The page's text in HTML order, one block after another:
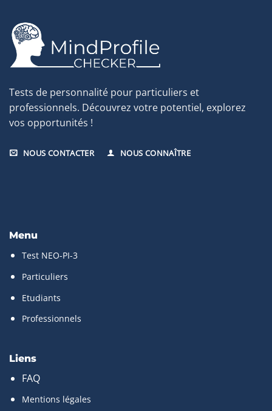
Tests de personnalité pour particuliers et
professionnels. Découvrez votre potentiel, explorez
vos opportunités !
NOUS CONTACTER NOUS CONNAÎTRE
Menu
Test NEO-PI-3
Particuliers
Etudiants
Professionnels
Liens
FAQ
Mentions légales